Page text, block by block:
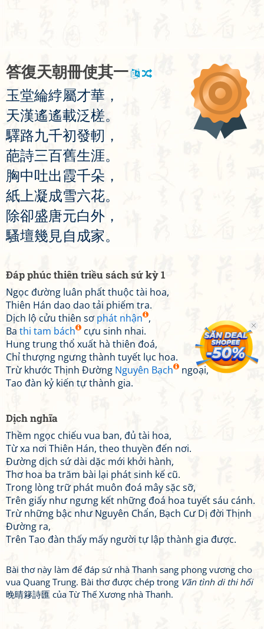
答復天朝冊使其一
玉堂綸綍屬才華 ，
天漢遙遙載泛槎。
驛路九千初發軔 ，
葩詩三百舊生涯。
胸中吐出霞千朵 ，
紙 上凝成雪六花。
除卻盛唐元白外 ，
騷壇幾 見自 成家。
Đáp phúc thiên triều sách sứ kỳ 1
Ngọc đường luân phất thuộc tài hoa,
Thiên Hán dao dao tải phiếm tra.
Dịch lộ cửu thiên sơphát nhận ,
Ba thi tam bách
cựu sinh nhai.
Hung trung thổ xuất hà thiên đoá,
Chỉ thượng ngưng thành tuyết lục hoa.
Trừ khước Thịnh Đường Nguyên Bạch
ngoại,
Tao đàn kỷ kiến tự thành gia.
Dịch nghĩa
Thềm ngọc chiếu vua ban, đủ tài hoa,
Từ xa nơi Thiên Hán, theo thuyền đến nơi.
Đường dịch sứ dài dặc mới khởi hành,
Thơ hoa ba trăm bài lại phát sinh kế cũ.
Trong lòng trữ phát muôn đoá mây sặc sỡ,
Trên giấy như ngưng kết những đoá hoa tuyết sáu cánh.
Trừ những bậc như Nguyên Chẩn, Bạch Cư Dị đời Thịnh
Đường ra,
Trên Tao đàn thấy mấy người tự lập thành gia được.
Bài thơ này làm để đáp sứ nhà Thanh sang phong vương cho
vua Quang Trung. Bài thơ được chép trong Vãn tình di thi hối
晚晴簃詩匯 của Từ Thế Xương nhà Thanh.